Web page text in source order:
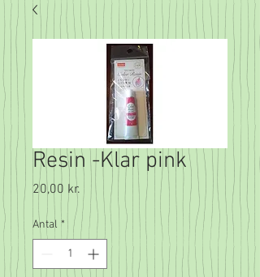
Resin -Klar pink
20,00 kr. Pris
Antal *